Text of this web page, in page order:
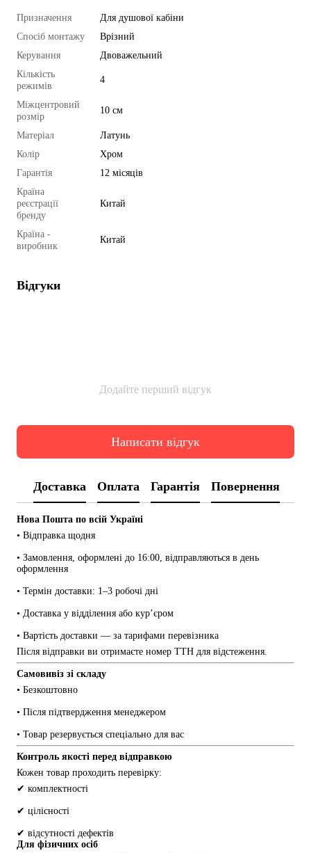
Призначення
Для душової кабіни
Спосіб монтажу
Врізний
Керування
Двоважельний
Кількість
режимів
4
Міжцентровий
розмір
10 см
Матеріал
Латунь
Колір
Хром
Гарантія
12 місяців
Країна
реєстрації
бренду
Китай
Країна -
виробник
Китай
Відгуки
Додайте перший відгук
Написати відгук
Доставка Оплата Гарантія Повернення
Нова Пошта по всій Україні
• Відправка щодня
• Замовлення, оформлені до 16:00, відправляються в день
оформлення
• Термін доставки: 1–3 робочі дні
• Доставка у відділення або кур’єром
• Вартість доставки — за тарифами перевізника
Після відправки ви отримаєте номер ТТН для відстеження.
Самовивіз зі складу
• Безкоштовно
• Після підтвердження менеджером
• Товар резервується спеціально для вас
Контроль якості перед відправкою
Кожен товар проходить перевірку:
✔ комплектності
✔ цілісності
✔ відсутності дефектів
Для фізичних осіб